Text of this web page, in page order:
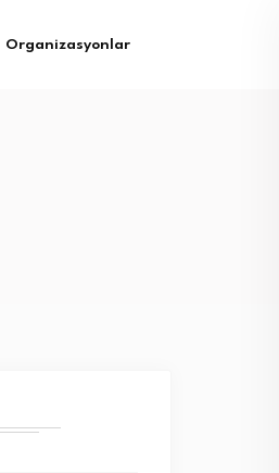
Organizasyonlar